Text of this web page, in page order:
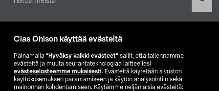
Clas Ohlson käyttää evästeitä
Painamalla ”Hyväksy kaikki evästeet” sallit, että tallennamme
evästeitä ja muuta seurantateknologiaa laitteellesi
evästeselosteemme mukaisesti. Evästeitä käytetään sivuston
käyttökokemuksen parantamiseen ja käytön analysointiin sekä
mainonnan kohdentamiseen. Käytämme neljänlaisia evästeitä:
Etsi myymälä